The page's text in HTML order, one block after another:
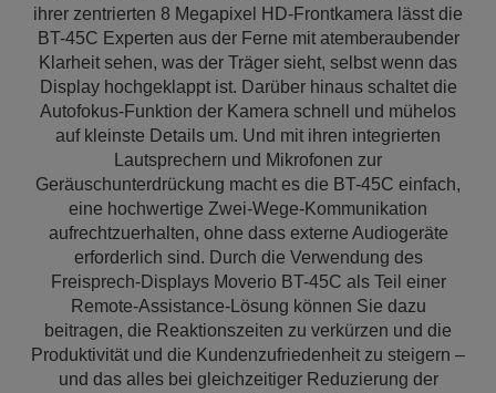
ihrer zentrierten 8 Megapixel HD-Frontkamera lässt die
BT-45C Experten aus der Ferne mit atemberaubender
Klarheit sehen, was der Träger sieht, selbst wenn das
Display hochgeklappt ist. Darüber hinaus schaltet die
Autofokus-Funktion der Kamera schnell und mühelos
auf kleinste Details um. Und mit ihren integrierten
Lautsprechern und Mikrofonen zur
Geräuschunterdrückung macht es die BT-45C einfach,
eine hochwertige Zwei-Wege-Kommunikation
aufrechtzuerhalten, ohne dass externe Audiogeräte
erforderlich sind. Durch die Verwendung des
Freisprech-Displays Moverio BT-45C als Teil einer
Remote-Assistance-Lösung können Sie dazu
beitragen, die Reaktionszeiten zu verkürzen und die
Produktivität und die Kundenzufriedenheit zu steigern –
und das alles bei gleichzeitiger Reduzierung der